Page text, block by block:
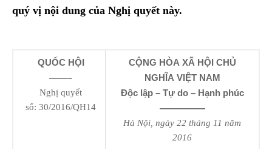
quý vị nội dung của Nghị quyết này.
QUỐC HỘI
——–
Nghị quyết
số: 30/2016/QH14
CỘNG HÒA XÃ HỘI CHỦ
NGHĨA VIỆT NAM
Độc lập – Tự do – Hạnh phúc
—————
Hà Nội, ngày 22 tháng 11 năm
2016